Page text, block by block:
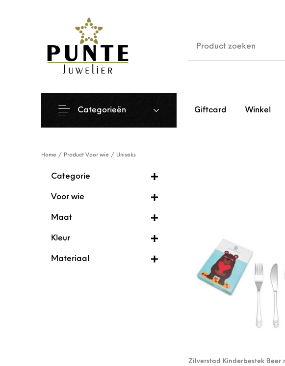
Giftcard Winkel
Categorieën
Home / Product Voor wie / Uniseks
Categorie
Voor wie
Maat
Kleur
Materiaal
Zilverstad Kinderbestek Beer